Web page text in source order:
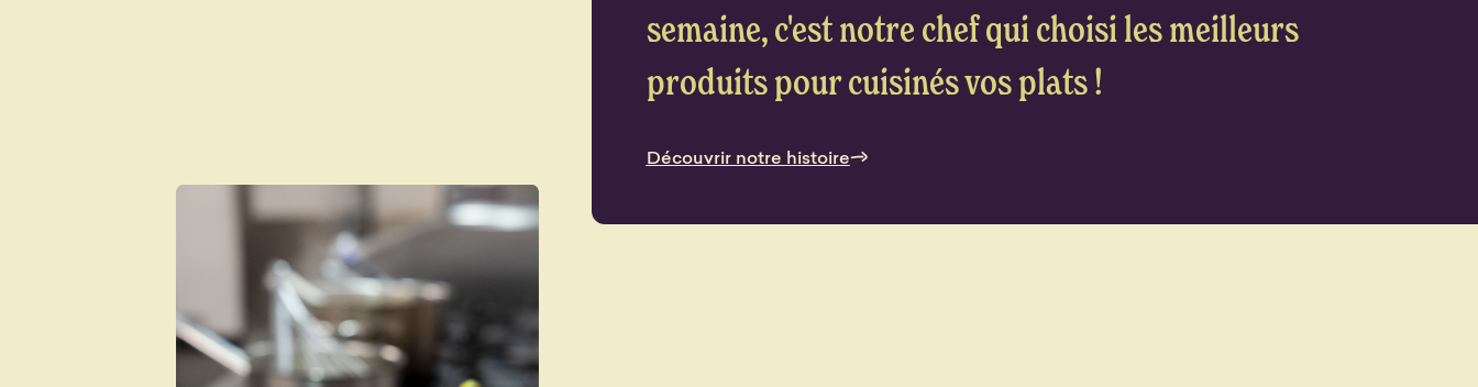
semaine, c'est notre chef qui choisi les meilleurs
produits pour cuisinés vos plats !
Découvrir notre histoire